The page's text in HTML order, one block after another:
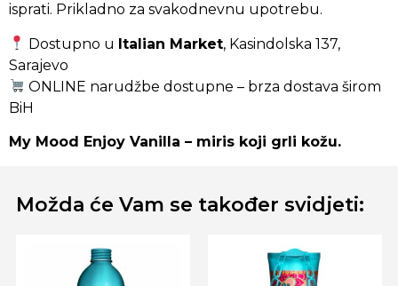
isprati. Prikladno za svakodnevnu upotrebu.
Dostupno u Italian Market, Kasindolska 137,
Sarajevo
ONLINE narudžbe dostupne – brza dostava širom
BiH
My Mood Enjoy Vanilla – miris koji grli kožu.
Možda će Vam se također svidjeti: